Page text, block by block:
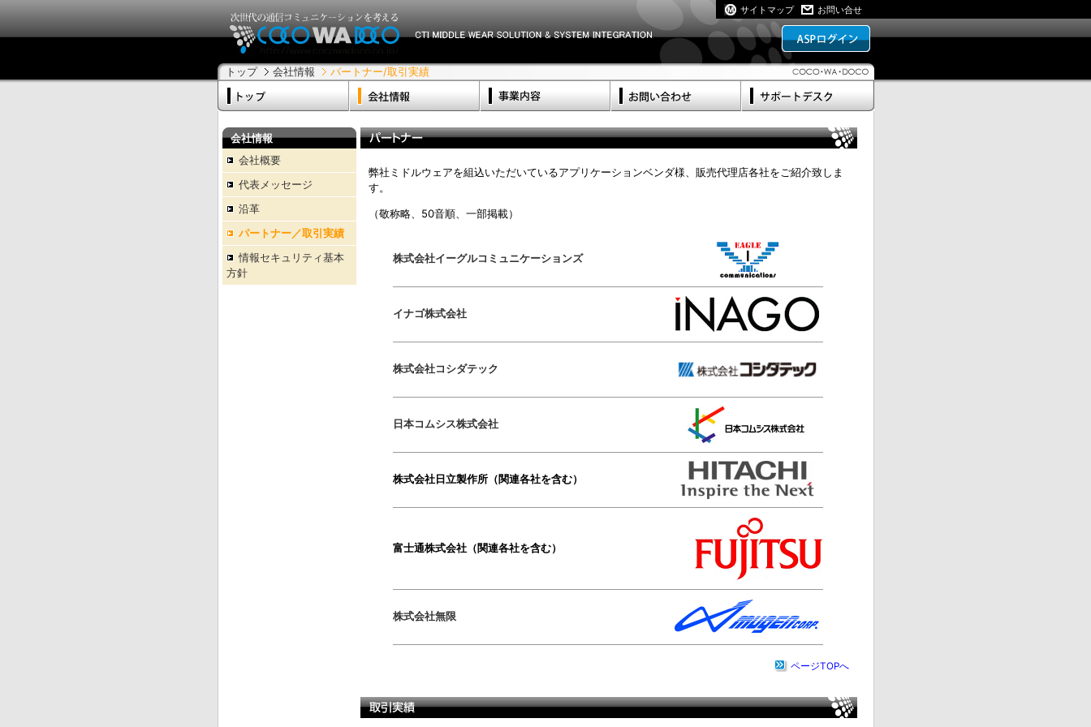
サイトマップ お問い合せ
トップ 会社情報 パートナー/取引実績
弊社ミドルウェアを組込いただいているアプリケーションベンダ様、販売代理店各社をご紹介致しま
す。
（敬称略、50音順、一部掲載）
株式会社イーグルコミュニケーションズ
イナゴ株式会社
株式会社コシダテック
日本コムシス株式会社
株式会社日立製作所（関連各社を含む）
富士通株式会社（関連各社を含む）
株式会社無限
ページTOPへ
会社情報
会社概要
代表メッセージ
沿革
パートナー／取引実績
情報セキュリティ基本
方針